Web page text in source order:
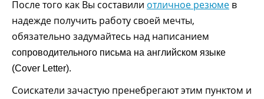
После того как Вы составили отличное резюме в
надежде получить работу своей мечты,
обязательно задумайтесь над написанием
сопроводительного письма на английском языке
(Cover Letter).
Соискатели зачастую пренебрегают этим пунктом и